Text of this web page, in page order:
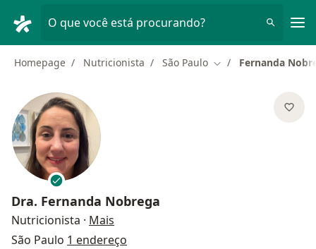
O que você está procurando?
Homepage Nutricionista São Paulo Mudar de cidade
Fernanda
Dra. Fernanda Nobrega
Nutricionista · Mais
São Paulo 1 endereço